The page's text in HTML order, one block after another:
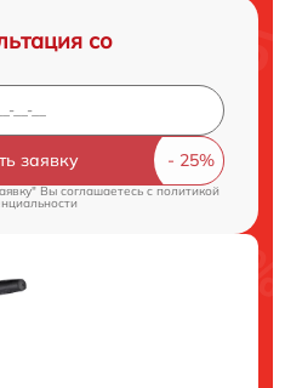
со
заявку
Вы соглашаетесь cполитикой